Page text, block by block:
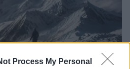
Process My Personal